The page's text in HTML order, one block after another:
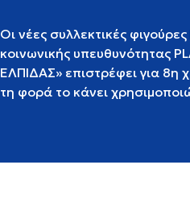
Οι νέες συλλεκτικές
κοινωνικής υπευθυνότητας
ΕΛΠΙΔΑΣ» επιστρέφει για 8η
τη φορά το κάνει